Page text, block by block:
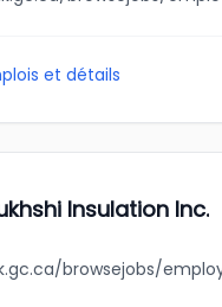
et détails
Insulation Inc.